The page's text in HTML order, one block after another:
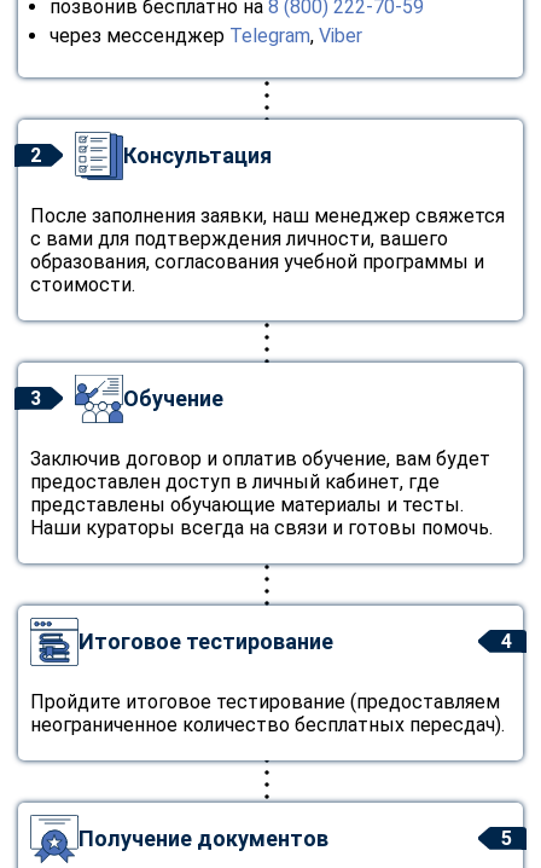
позвонив бесплатно на 8 (800) 222-70-59
через мессенджер Telegram, Viber
2 Консультация
После заполнения заявки, наш менеджер свяжется
с вами для подтверждения личности, вашего
образования, согласования учебной программы и
стоимости.
3 Обучение
Заключив договор и оплатив обучение, вам будет
предоставлен доступ в личный кабинет, где
представлены обучающие материалы и тесты.
Наши кураторы всегда на связи и готовы помочь.
4
Итоговое тестирование
Пройдите итоговое тестирование (предоставляем
неограниченное количество бесплатных пересдач).
5
Получение документов